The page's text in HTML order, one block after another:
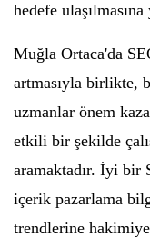
hedefe ulaşılmasına
Muğla Ortaca'da
artmasıyla birlikte,
uzmanlar önem
etkili bir şekilde
aramaktadır. İyi bir
içerik pazarlama
trendlerine